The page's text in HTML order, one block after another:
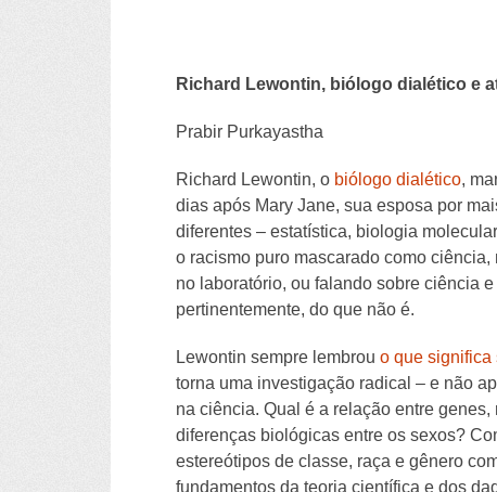
Richard Lewontin, biólogo dialético e
Prabir Purkayastha
Richard Lewontin, o biólogo dialético,
dias após Mary Jane, sua esposa por
diferentes – estatística, biologia
o racismo puro mascarado como
no laboratório, ou falando sobre ciência
pertinentemente, do que não é.
Lewontin sempre lembrou o que significa
torna uma investigação radical – e não
na ciência. Qual é a relação entre
diferenças biológicas entre os sexos?
estereótipos de classe, raça e gênero
fundamentos da teoria científica e dos